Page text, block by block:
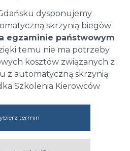
dysponujemy
skrzynią biegów
egzaminie państwowym
temu nie ma potrzeby
kosztów związanych z
z automatyczną skrzynią
Szkolenia Kierowców
termin